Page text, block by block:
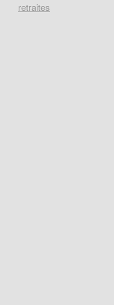
retraites